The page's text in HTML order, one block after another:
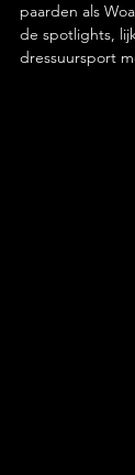
paarden als
de spotlights,
dressuursport